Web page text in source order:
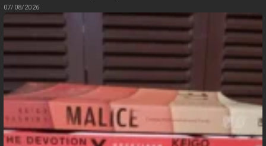
07/08/2026